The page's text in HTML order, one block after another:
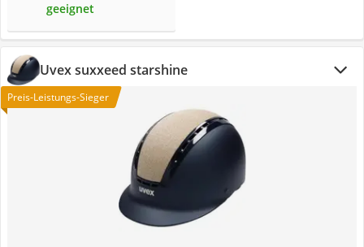
geeignet
Uvex suxxeed starshine
Preis-Leistungs-Sieger